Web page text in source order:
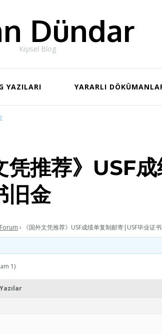
Dündar
Kişisel Blog
YAZILARI YARARLI
凭推荐》USF
旧金
Forum › 《国外文凭推荐》USF成绩单复制邮寄|USF毕业证
1)
Yazılar